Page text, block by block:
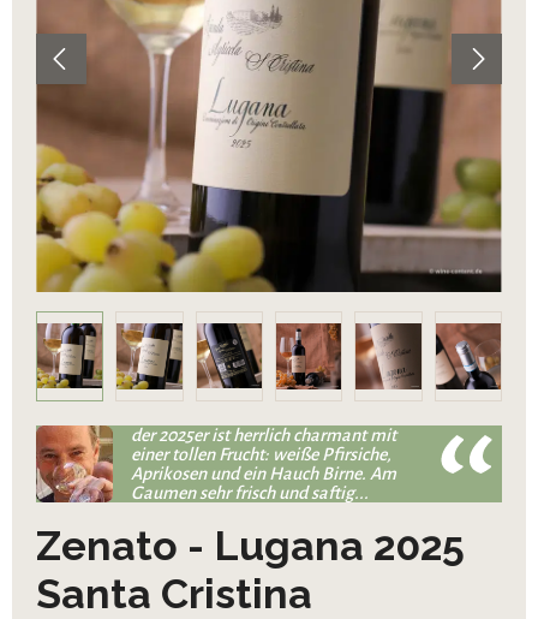
der 2025er ist herrlich charmant mit
einer tollen Frucht: weiße Pfirsiche,
Aprikosen und ein Hauch Birne. Am
Gaumen sehr frisch und saftig...
Zenato - Lugana 2025
Santa Cristina